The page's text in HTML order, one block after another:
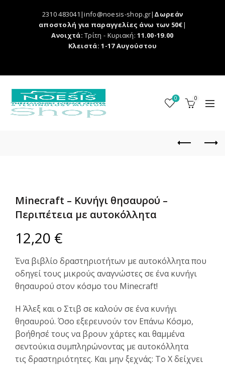
2310 483041|info@noesis-shop.gr| Δωρεάν
αποστολή για παραγγελίες άνω των 50€|
Ανοιχτά:Τρίτη - Κυριακή: 11.00-19.00
Κλειστά: 1-17 Αυγούστου
0 0
Minecraft – Κυνήγι θησαυρού –
Περιπέτεια με αυτοκόλλητα
12,20 €
Ένα βιβλίο δραστηριοτήτων με αυτοκόλλητα που
οδηγεί τους μικρούς αναγνώστες σε ένα κυνήγι
θησαυρού στον κόσμο του Minecraft!
Η Άλεξ και ο Στιβ σε καλούν σε ένα κυνήγι
θησαυρού. Όσο εξερευνούν τον Επάνω Κόσμο,
βοήθησέ τους να βρουν χάρτες καιθαμμένα
σεντούκια συμπληρώνοντας με αυτοκόλλητα
τις δραστηριότητες. Και μην ξεχνάς: Tο Χ δείχνει